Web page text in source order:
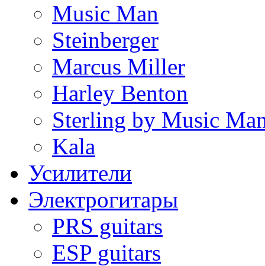
Music Man
Steinberger
Marcus Miller
Harley Benton
Sterling by Music
Kala
Усилители
Электрогитары
PRS guitars
ESP guitars